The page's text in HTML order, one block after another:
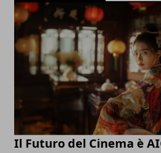
Il Futuro del Cinema è